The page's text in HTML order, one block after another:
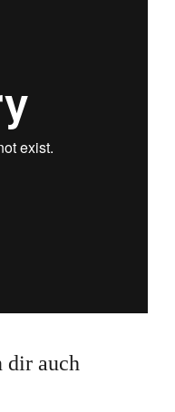
dir auch